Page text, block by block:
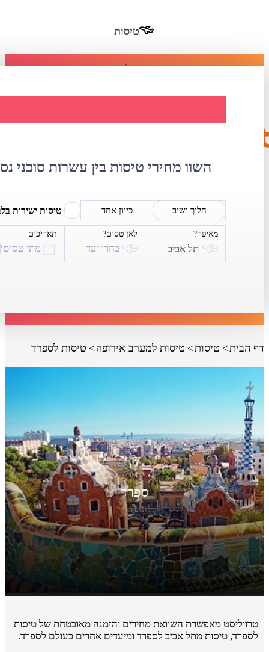
טיסות
מומלץ
בחו"ל
השכרת
רכב
השוו מחירי טיסות בין עשרות סוכני
הלוך ושוב כיוון אחד טיסות ישירות
מאיפה?
תל אביב
לאן טסים?
בחרו יעד
תאריכים
מתי
דף הבית טיסות טיסות למערב אירופה טיסות לספרד
ספרד
טרווליסט מאפשרת השוואת מחירים והזמנה מאובטחת של טיסות
לספרד, טיסות מתל אביב לספרד ומיעדים אחרים בעולם לספרד.